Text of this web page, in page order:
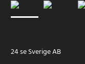
24 se Sverige AB